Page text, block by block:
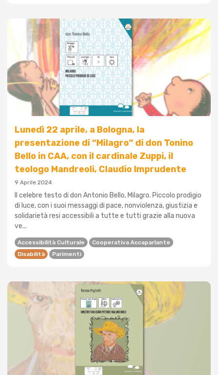
Lunedì 22 aprile, a Bologna, la
presentazione di “Milagro” di don Tonino
Bello in CAA, con il cardinale Zuppi, il
teologo Mandreoli, Claudio Imprudente
9 Aprile 2024
Il celebre testo di don Antonio Bello, Milagro. Piccolo prodigio
di luce, con i suoi messaggi di pace, nonviolenza, giustizia e
solidarietà resi accessibili a tutte e tutti grazie alla nuova
ve...
Accessibilità Culturale
Cooperativa Accaparlante
Disabilità
Parimenti